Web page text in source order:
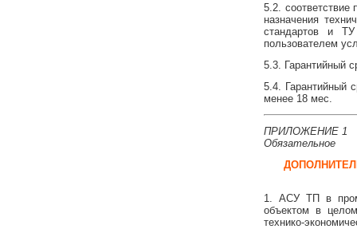
5.2. соответствие
назначения
стандартов и
пользователем
5.3. Гарантийный
5.4. Гарантийный
менее 18 мес.
ПРИЛОЖЕНИЕ 1
Обязательное
1. АСУ ТП в
объектом в
технико-